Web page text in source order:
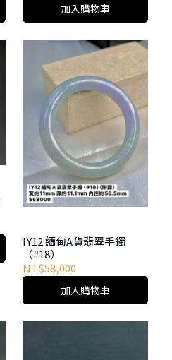
加入購物車
IY12 緬甸A貨翡翠手鐲
（#18）
NT$58,000
加入購物車